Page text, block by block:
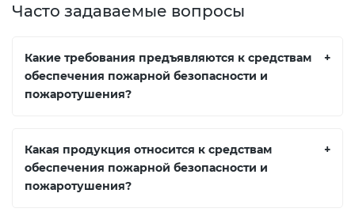
Часто задаваемые вопросы
Какие требования предъявляются к средствам
обеспечения пожарной безопасности и
пожаротушения?
+
Какая продукция относится к средствам
обеспечения пожарной безопасности и
пожаротушения?
+